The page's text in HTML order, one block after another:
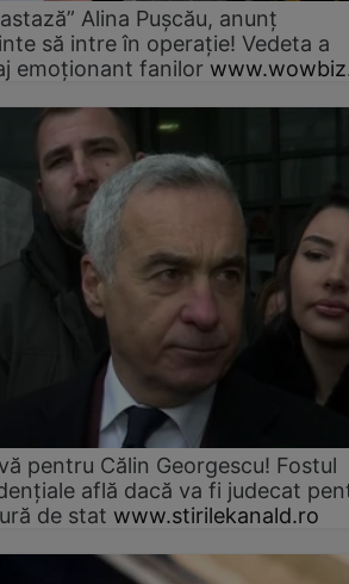
Alina Pușcău, anunț
să intre în operație! Vedeta a
emoționant fanilor
pentru Călin Georgescu! Fostul
află dacă va fi judecat
de stat www.stirilekanald.ro